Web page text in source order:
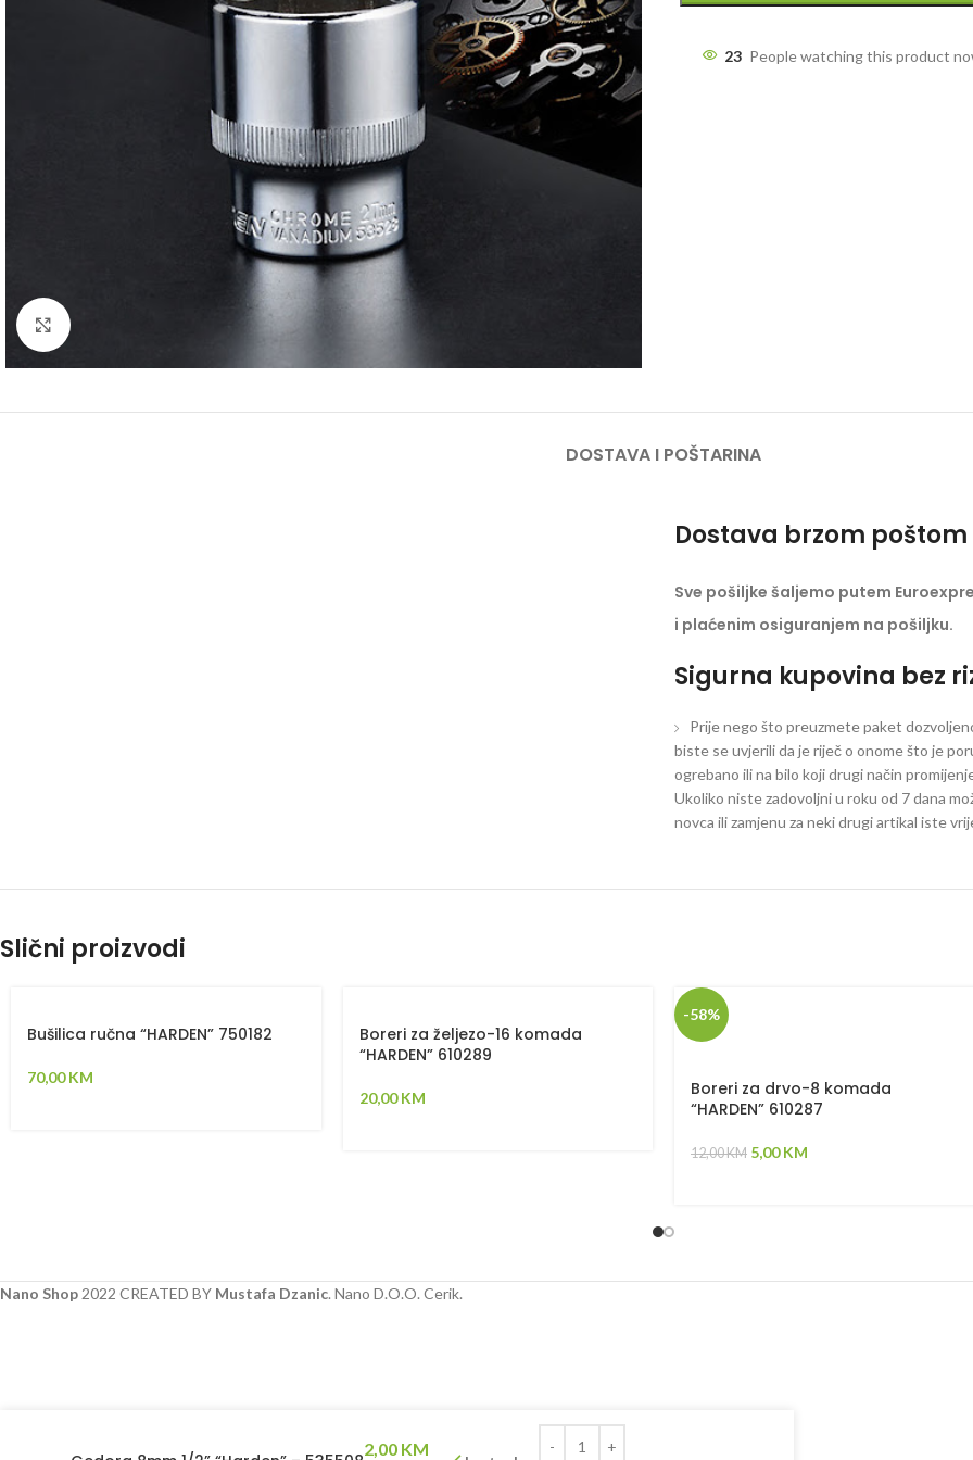
23 People watching this product
DOSTAVA I POŠTARINA
Dostava brzom
Sve pošiljke šaljemo putem
i plaćenim osiguranjem na pošiljku.
Sigurna kupovina bez
Prije nego što preuzmete paket
biste se uvjerili da je riječ o onome što je
ogrebano ili na bilo koji drugi način
Ukoliko niste zadovoljni u roku od 7 dana
novca ili zamjenu za neki drugi artikal iste
Slični proizvodi
Bušilica ručna “HARDEN” 750182
70,00KM
Boreri za željezo-16 komada
“HARDEN” 610289
20,00KM
-58%
Boreri za drvo-8 komada
“HARDEN” 610287
12,00KM 5,00KM
Nano Shop 2022 CREATED BY Mustafa Dzanic. Nano D.O.O. Cerik.
2,00 KM